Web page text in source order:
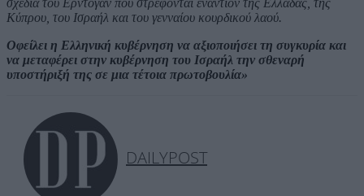
σχέδια του Ερντογάν που στρέφονται εναντίον της Ελλάδας, της
Κύπρου, του Ισραήλ και του γενναίου κουρδικού λαού.
Οφείλει η Ελληνική κυβέρνηση να αξιοποιήσει τη συγκυρία και
να μεταφέρει στην κυβέρνηση του Ισραήλ την σθεναρή
υποστήριξή της σε μια τέτοια πρωτοβουλία»
DAILYPOST